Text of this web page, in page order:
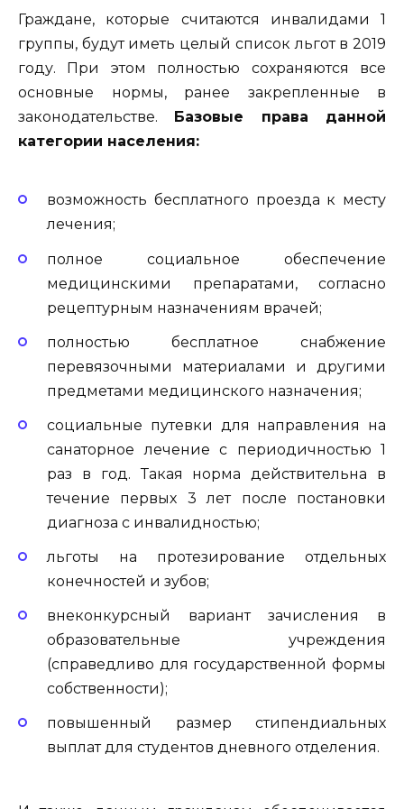
Граждане, которые считаются инвалидами 1
группы, будут иметь целый список льгот в 2019
году. При этом полностью сохраняются все
основные нормы, ранее закрепленные в
законодательстве. Базовые права данной
категории населения:
возможность бесплатного проезда к месту
лечения;
полное социальное обеспечение
медицинскими препаратами, согласно
рецептурным назначениям врачей;
полностью бесплатное снабжение
перевязочными материалами и другими
предметами медицинского назначения;
социальные путевки для направления на
санаторное лечение с периодичностью 1
раз в год. Такая норма действительна в
течение первых 3 лет после постановки
диагноза с инвалидностью;
льготы на протезирование отдельных
конечностей и зубов;
внеконкурсный вариант зачисления в
образовательные учреждения
(справедливо для государственной формы
собственности);
повышенный размер стипендиальных
выплат для студентов дневного отделения.